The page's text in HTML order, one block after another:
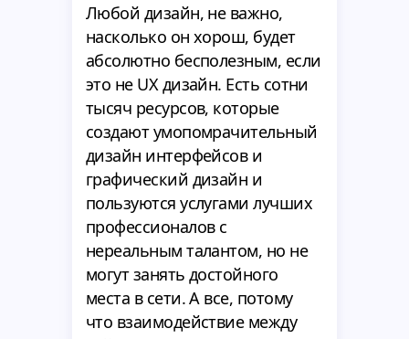
Любой дизайн, не важно,
насколько он хорош, будет
абсолютно бесполезным, если
это не UX дизайн. Есть сотни
тысяч ресурсов, которые
создают умопомрачительный
дизайн интерфейсов и
графический дизайн и
пользуются услугами лучших
профессионалов с
нереальным талантом, но не
могут занять достойного
места в сети. А все, потому
что взаимодействие между